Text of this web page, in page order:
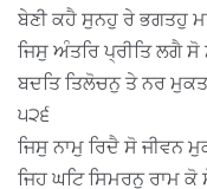
ਬੇਣੀ ਕਹੈ ਸੁਨਹੁ ਰੇ ਭਗਤਹੁ
ਜਿਸੁ ਅੰਤਰਿ ਪ੍ਰੀਤਿ ਲਗੈ
ਬਦਤਿ ਤਿਲੋਚਨੁ ਤੇ ਨਰ
੫੨੬
ਜਿਸੁ ਨਾਮੁ ਰਿਦੈ ਸੋ ਜੀਵਨ
ਜਿਹ ਘਟਿ ਸਿਮਰਨੁ ਰਾਮ